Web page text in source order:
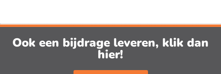
Ook een bijdrage leveren, klik dan
hier!